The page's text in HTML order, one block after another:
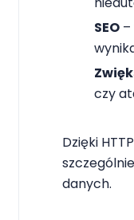
SEO–
czy
Dzięki
danych.